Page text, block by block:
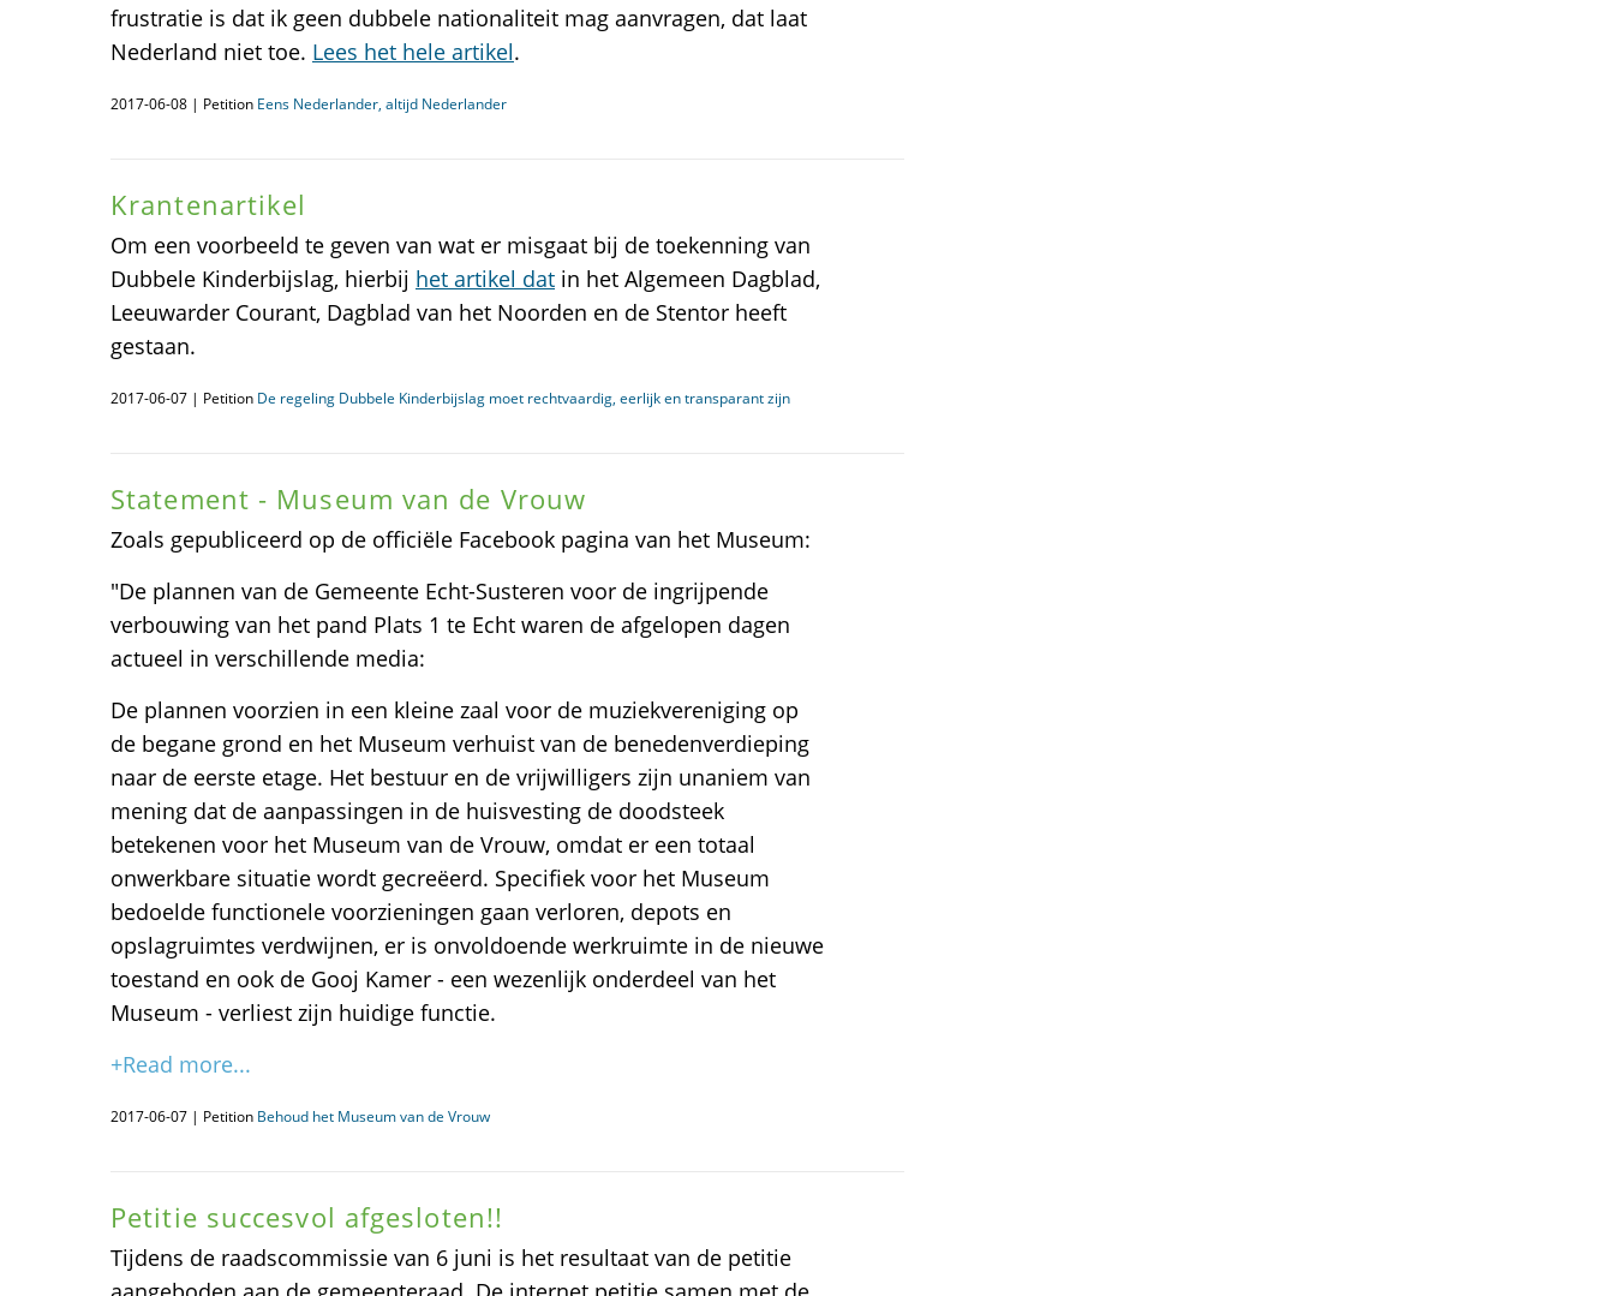
frustratie is dat ik geen dubbele nationaliteit mag aanvragen, dat laat
Nederland niet toe. Lees het hele artikel.
2017-06-08 | Petition Eens Nederlander, altijd Nederlander
Krantenartikel
Om een voorbeeld te geven van wat er misgaat bij de toekenning van
Dubbele Kinderbijslag, hierbij het artikel dat in het Algemeen Dagblad,
Leeuwarder Courant, Dagblad van het Noorden en de Stentor heeft
gestaan.
2017-06-07 | Petition De regeling Dubbele Kinderbijslag moet rechtvaardig, eerlijk en transparant zijn
Statement - Museum van de Vrouw
Zoals gepubliceerd op de officiële Facebook pagina van het Museum:
"De plannen van de Gemeente Echt-Susteren voor de ingrijpende
verbouwing van het pand Plats 1 te Echt waren de afgelopen dagen
actueel in verschillende media:
De plannen voorzien in een kleine zaal voor de muziekvereniging op
de begane grond en het Museum verhuist van de benedenverdieping
naar de eerste etage. Het bestuur en de vrijwilligers zijn unaniem van
mening dat de aanpassingen in de huisvesting de doodsteek
betekenen voor het Museum van de Vrouw, omdat er een totaal
onwerkbare situatie wordt gecreëerd. Specifiek voor het Museum
bedoelde functionele voorzieningen gaan verloren, depots en
opslagruimtes verdwijnen, er is onvoldoende werkruimte in de nieuwe
toestand en ook de Gooj Kamer - een wezenlijk onderdeel van het
Museum - verliest zijn huidige functie.
+Read more...
2017-06-07 | Petition Behoud het Museum van de Vrouw
Petitie succesvol afgesloten!!
Tijdens de raadscommissie van 6 juni is het resultaat van de petitie